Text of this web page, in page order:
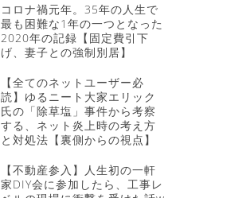
コロナ禍元年。35年の人生で
最も困難な1年の一つとなった
2020年の記録【固定費引下
げ、妻子との強制別居】
【全てのネットユーザー必
読】ゆるニート大家エリック
氏の「除草塩」事件から考察
する、ネット炎上時の考え方
と対処法【裏側からの視点】
【不動産参入】人生初の一軒
家DIY会に参加したら、工事レ